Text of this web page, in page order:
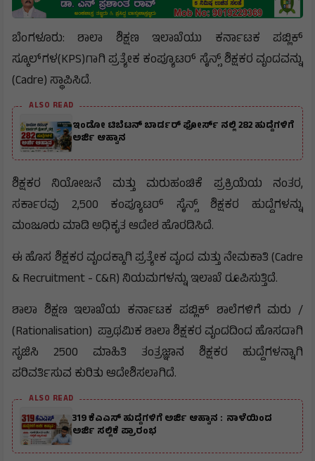
ಬೆಂಗಳೂರು: ಶಾಲಾ ಶಿಕ್ಷಣ ಇಲಾಖೆಯು ಕರ್ನಾಟಕ ಪಬ್ಲಿಕ್
ಸ್ಕೂಲ್‌ಗಳ(KPS)ಗಾಗಿ ಪ್ರತ್ಯೇಕ ಕಂಪ್ಯೂಟರ್ ಸೈನ್ಸ್ ಶಿಕ್ಷಕರ ವೃಂದವನ್ನು
(Cadre) ಸ್ಥಾಪಿಸಿದೆ.
ALSO READ
ಇಂಡೋ ಟಿಬೆಟನ್‌ ಬಾರ್ಡರ್‌ ಫೋರ್ಸ್‌ ನಲ್ಲಿ 282 ಹುದ್ದೆಗಳಿಗೆ
ಅರ್ಜಿ ಆಹ್ವಾನ
ಶಿಕ್ಷಕರ ನಿಯೋಜನೆ ಮತ್ತು ಮರುಹಂಚಿಕೆ ಪ್ರಕ್ರಿಯೆಯ ನಂತರ,
ಸರ್ಕಾರವು 2,500 ಕಂಪ್ಯೂಟರ್ ಸೈನ್ಸ್ ಶಿಕ್ಷಕರ ಹುದ್ದೆಗಳನ್ನು
ಮಂಜೂರು ಮಾಡಿ ಅಧಿಕೃತ ಆದೇಶ ಹೊರಡಿಸಿದೆ.
ಈ ಹೊಸ ಶಿಕ್ಷಕರ ವೃಂದಕ್ಕಾಗಿ ಪ್ರತ್ಯೇಕ ವೃಂದ ಮತ್ತು ನೇಮಕಾತಿ (Cadre
& Recruitment - C&R) ನಿಯಮಗಳನ್ನು ಇಲಾಖೆ ರೂಪಿಸುತ್ತಿದೆ.
ಶಾಲಾ ಶಿಕ್ಷಣ ಇಲಾಖೆಯ ಕರ್ನಾಟಕ ಪಬ್ಲಿಕ್ ಶಾಲೆಗಳಿಗೆ ಮರು /
(Rationalisation) ಪ್ರಾಥಮಿಕ ಶಾಲಾ ಶಿಕ್ಷಕರ ವೃಂದದಿಂದ ಹೊಸದಾಗಿ
ಸೃಜಿಸಿ 2500 ಮಾಹಿತಿ ತಂತ್ರಜ್ಞಾನ ಶಿಕ್ಷಕರ ಹುದ್ದೆಗಳನ್ನಾಗಿ
ಪರಿವರ್ತಿಸುವ ಕುರಿತು ಆದೇಶಿಸಲಾಗಿದೆ.
ALSO READ
319 ಕೆಎಎಸ್ ಹುದ್ದೆಗಳಿಗೆ ಅರ್ಜಿ ಆಹ್ವಾನ : ನಾಳೆಯಿಂದ
ಅರ್ಜಿ ಸಲ್ಲಿಕೆ ಪ್ರಾರಂಭ